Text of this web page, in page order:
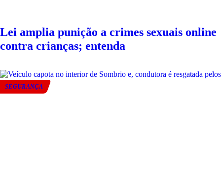
Lei amplia punição a crimes sexuais online
contra crianças; entenda
SEGURANÇA